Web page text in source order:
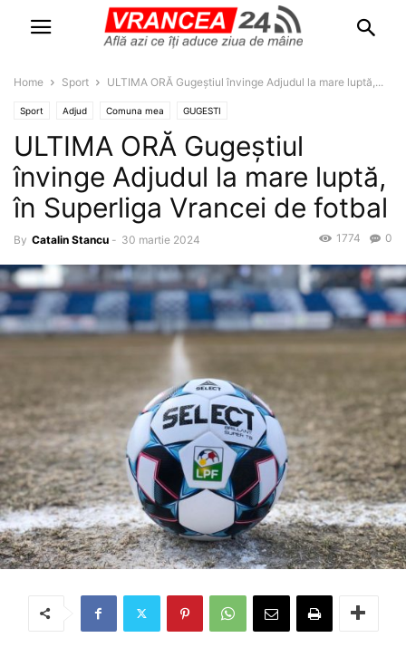
Home Sport ULTIMA ORĂ Gugeștiul învinge Adjudul la mare luptă,...
Sport Adjud Comuna mea GUGESTI
ULTIMA ORĂ Gugeștiul
învinge Adjudul la mare luptă,
în Superliga Vrancei de fotbal
By Catalin Stancu - 30 martie 2024 0
1774